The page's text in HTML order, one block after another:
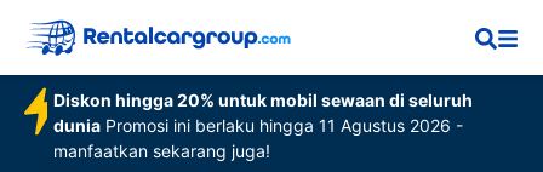
Diskon hingga 20% untuk mobil sewaan di seluruh
dunia Promosi ini berlaku hingga 11 Agustus 2026 -
manfaatkan sekarang juga!